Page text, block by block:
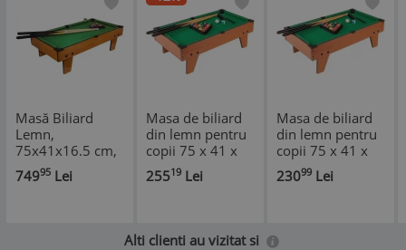
Masă Biliard
Lemn,
75x41x16.5 cm,
Set Joc Complect,
Verde
74995 Lei
Masa de biliard
din lemn pentru
copii 75 x 41 x
16,5 cm
25519 Lei
Masa de biliard
din lemn pentru
copii 75 x 41 x
16,5 cm
23099 Lei
Alti clienti au vizitat si